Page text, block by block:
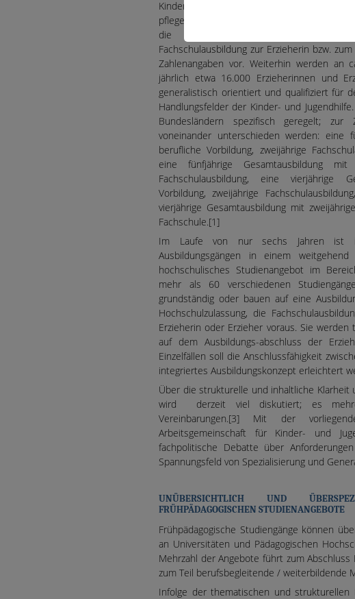
Kinderpflegerin/Kinderpfleger,
pflegerin/Sozialpfleger erwerben. Über die
die im Anschluss an diese in aller
Fachschulausbildung zur Erzieherin bzw.
Zahlenangaben vor. Weiterhin werden an
jährlich etwa 16.000 Erzieherinnen und
generalistisch orientiert und qualifiziert für
Handlungsfelder der Kinder- und
Bundesländern spezifisch geregelt; zur
voneinander unterschieden werden: eine
berufliche Vorbildung, zweijährige
eine fünfjährige Gesamtausbildung
Fachschulausbildung, eine vierjährige
Vorbildung, zweijährige
vierjährige Gesamtausbildung mit
Fachschule.[1]
Im Laufe von nur sechs Jahren ist
Ausbildungsgängen in einem
hochschulisches Studienangebot im
mehr als 60 verschiedenen
grundständig oder bauen auf eine
Hochschulzulassung, die
Erzieherin oder Erzieher voraus. Sie
auf dem Ausbildungs-abschluss der
Einzelfällen soll die Anschlussfähigkeit
integriertes Ausbildungskonzept erleichtert
Über die strukturelle und inhaltliche Klarheit
wird derzeit viel diskutiert; es
Vereinbarungen.[3] Mit der
Arbeitsgemeinschaft für Kinder- und
fachpolitische Debatte über
Spannungsfeld von Spezialisierung und
UNÜBERSICHTLICH UND
FRÜHPÄDAGOGISCHEN STUDIENANGEBOTE
Frühpädagogische Studiengänge können
an Universitäten und Pädagogischen
Mehrzahl der Angebote führt zum
zum Teil berufsbegleitende / weiterbildende
Infolge der thematischen und